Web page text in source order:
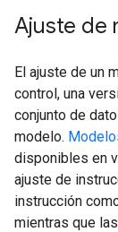
Ajuste de
El ajuste de un
control, una
conjunto de
modelo.
disponibles en
ajuste de
instrucción
mientras que